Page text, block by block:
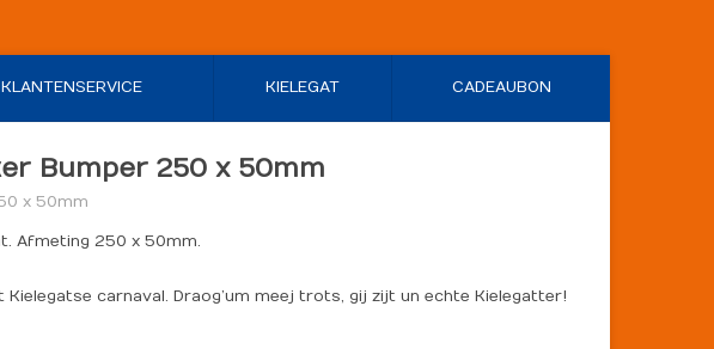
KLANTENSERVICE KIELEGAT CADEAUBON
Bumper 250 x 50mm
x 50mm
Afmeting 250 x 50mm.
carnaval. Draog’um meej trots, gij zijt un echte Kielegatter!